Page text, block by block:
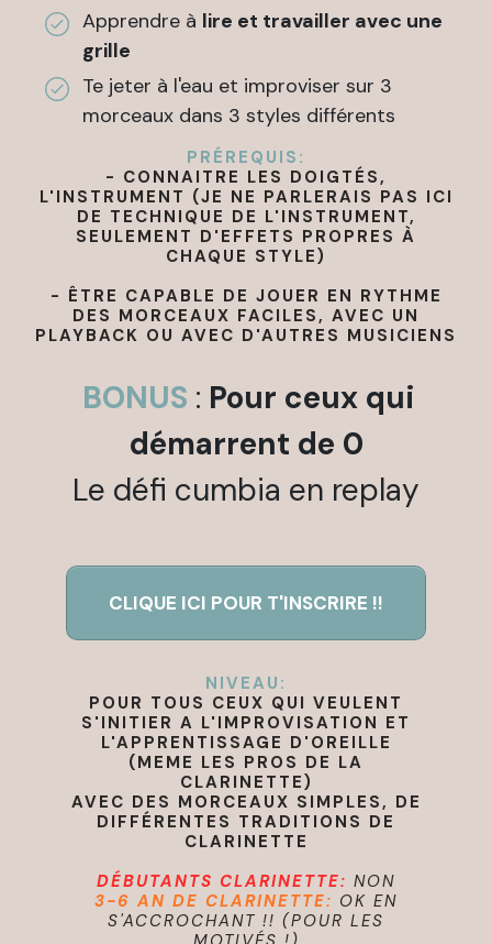
Apprendre à lire et travailler avec une
grille
Te jeter à l'eau et improviser sur 3
morceaux dans 3 styles différents
PRÉREQUIS:
- CONNAITRE LES DOIGTÉS,
L'INSTRUMENT (JE NE PARLERAIS PAS ICI
DE TECHNIQUE DE L'INSTRUMENT,
SEULEMENT D'EFFETS PROPRES À
CHAQUE STYLE)
- ÊTRE CAPABLE DE JOUER EN RYTHME
DES MORCEAUX FACILES, AVEC UN
PLAYBACK OU AVEC D'AUTRES MUSICIENS
BONUS : Pour ceux qui
démarrent de 0
Le défi cumbia en replay
CLIQUE ICI POUR T'INSCRIRE !!
NIVEAU:
POUR TOUS CEUX QUI VEULENT
S'INITIER A L'IMPROVISATION ET
L'APPRENTISSAGE D'OREILLE
(MEME LES PROS DE LA
CLARINETTE)
AVEC DES MORCEAUX SIMPLES, DE
DIFFÉRENTES TRADITIONS DE
CLARINETTE
DÉBUTANTS CLARINETTE: NON
3-6 AN DE CLARINETTE: OK EN
S'ACCROCHANT !! (POUR LES